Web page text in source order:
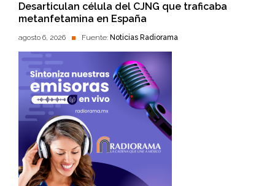
Desarticulan célula del CJNG que traficaba
metanfetamina en España
agosto 6, 2026 Fuente: Noticias Radiorama